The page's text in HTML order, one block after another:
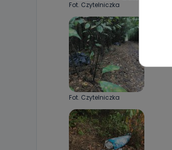
Fot. Czytelniczka
Fot. Czytelniczka